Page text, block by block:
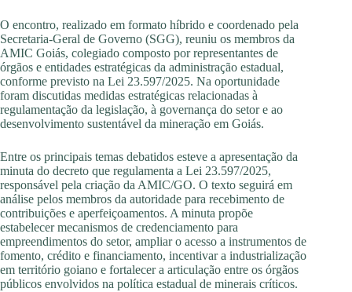
O encontro, realizado em formato híbrido e coordenado pela
Secretaria-Geral de Governo (SGG), reuniu os membros da
AMIC Goiás, colegiado composto por representantes de
órgãos e entidades estratégicas da administração estadual,
conforme previsto na Lei 23.597/2025. Na oportunidade
foram discutidas medidas estratégicas relacionadas à
regulamentação da legislação, à governança do setor e ao
desenvolvimento sustentável da mineração em Goiás.
Entre os principais temas debatidos esteve a apresentação da
minuta do decreto que regulamenta a Lei 23.597/2025,
responsável pela criação da AMIC/GO. O texto seguirá em
análise pelos membros da autoridade para recebimento de
contribuições e aperfeiçoamentos. A minuta propõe
estabelecer mecanismos de credenciamento para
empreendimentos do setor, ampliar o acesso a instrumentos de
fomento, crédito e financiamento, incentivar a industrialização
em território goiano e fortalecer a articulação entre os órgãos
públicos envolvidos na política estadual de minerais críticos.